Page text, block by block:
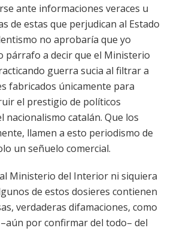
ante informaciones veraces u
de estas que perjudican al Estado
no aprobaría que yo
párrafo a decir que el Ministerio
guerra sucia al filtrar a
fabricados únicamente para
el prestigio de políticos
nacionalismo catalán. Que los
llamen a esto periodismo de
un señuelo comercial.
Ministerio del Interior ni siquiera
de estos dosieres contienen
verdaderas difamaciones, como
por confirmar del todo– del